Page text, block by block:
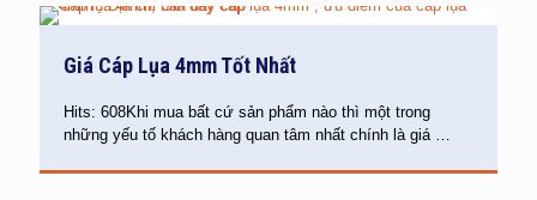
Giá Cáp Lụa 4mm Tốt Nhất
Hits: 608Khi mua bất cứ sản phẩm nào thì một trong
những yếu tố khách hàng quan tâm nhất chính là giá…